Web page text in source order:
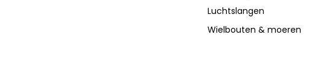
Luchtslangen
Wielbouten & moeren